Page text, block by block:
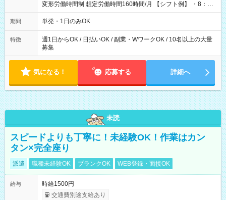
変形労働時間制 想定労働時間160時間/月 【シフト例】 ・8：00
～21：00
期間 単発・1日のみOK
特徴
週1日からOK / 日払いOK / 副業・WワークOK / 10名以上の大量
募集
気になる！ 応募する 詳細へ
未読
スピードよりも丁寧に！未経験OK！作業はカン
タン×完全座り
派遣 職種未経験OK ブランクOK WEB登録・面接OK
給与
時給1500円
交通費別途支給あり